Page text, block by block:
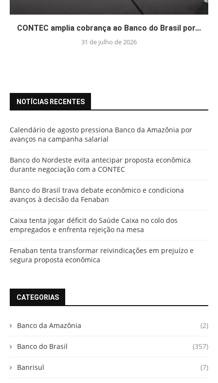
CONTEC amplia cobrança ao Banco do Brasil por...
31 de julho de 2026
NOTÍCIAS RECENTES
Calendário de agosto pressiona Banco da Amazônia por
avanços na campanha salarial
Banco do Nordeste evita antecipar proposta econômica
durante negociação com a CONTEC
Banco do Brasil trava debate econômico e condiciona
avanços à decisão da Fenaban
Caixa tenta jogar déficit do Saúde Caixa no colo dos
empregados e enfrenta rejeição na mesa
Fenaban tenta transformar reivindicações em prejuízo e
segura proposta econômica
CATEGORIAS
Banco da Amazônia (2)
Banco do Brasil (357)
Banrisul (7)